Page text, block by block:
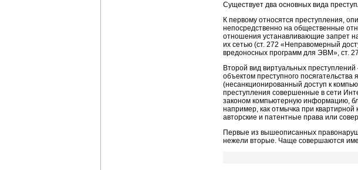
Существует два основных вида
К первому относятся преступления,
непосредственно на общественные
отношения устанавливающие запрет
их сетью (ст. 272 «Неправомерный
вредоносных программ для ЭВМ», ст.
Второй вид виртуальных
объектом преступного
(несанкционированный доступ к
преступления совершенные в сети
законом компьютерную информацию,
например, как отмычка при
авторские и патентные права или
Первые из вышеописанных
нежели вторые. Чаще совершаются